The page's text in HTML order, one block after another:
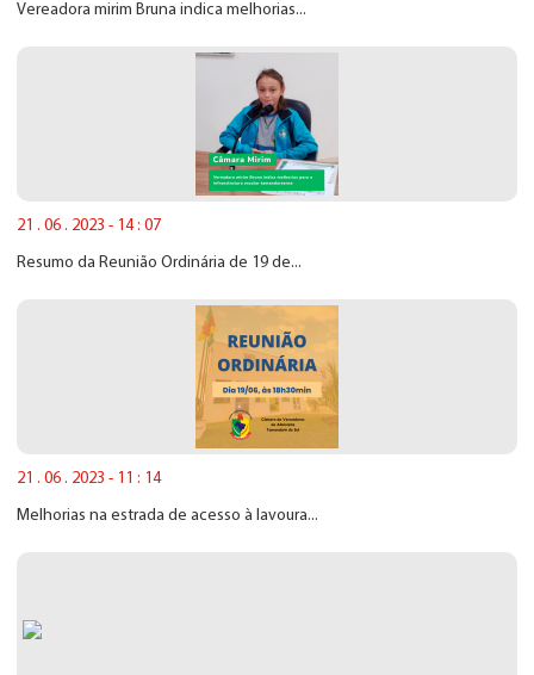
Vereadora mirim Bruna indica melhorias...
21 . 06 . 2023 - 14 : 07
Resumo da Reunião Ordinária de 19 de...
21 . 06 . 2023 - 11 : 14
Melhorias na estrada de acesso à lavoura...